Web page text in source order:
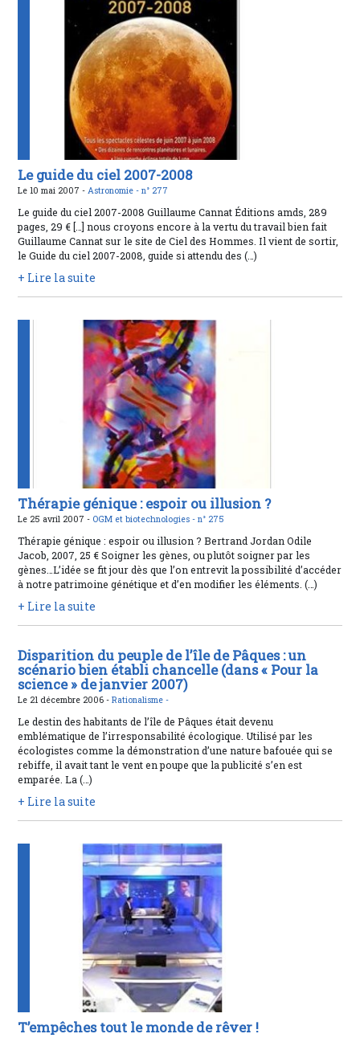
Le guide du ciel 2007-2008
Le 10 mai 2007 -Astronomie -n° 277
Le guide du ciel 2007-2008 Guillaume Cannat Éditions amds, 289
pages, 29 € […] nous croyons encore à la vertu du travail bien fait
Guillaume Cannat sur le site de Ciel des Hommes. Il vient de sortir,
le Guide du ciel 2007-2008, guide si attendu des (…)
+ Lire la suite
Thérapie génique : espoir ou illusion ?
Le 25 avril 2007 - OGM et biotechnologies -n° 275
Thérapie génique : espoir ou illusion ? Bertrand Jordan Odile
Jacob, 2007, 25 € Soigner les gènes, ou plutôt soigner par les
gènes…L’idée se fit jour dès que l’on entrevit la possibilité d’accéder
à notre patrimoine génétique et d’en modifier les éléments. (…)
+ Lire la suite
Disparition du peuple de l’île de Pâques : un
scénario bien établi chancelle (dans « Pour la
science » de janvier 2007)
Le 21 décembre 2006 -Rationalisme -
Le destin des habitants de l’île de Pâques était devenu
emblématique de l’irresponsabilité écologique. Utilisé par les
écologistes comme la démonstration d’une nature bafouée qui se
rebiffe, il avait tant le vent en poupe que la publicité s’en est
emparée. La (…)
+ Lire la suite
T’empêches tout le monde de rêver !